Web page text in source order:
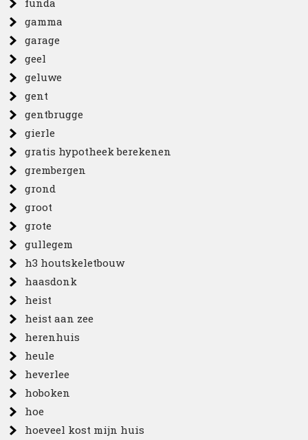
gamma
garage
geel
geluwe
gent
gentbrugge
gierle
gratis hypotheek berekenen
grembergen
grond
groot
grote
gullegem
h3 houtskeletbouw
haasdonk
heist
heist aan zee
herenhuis
heule
heverlee
hoboken
hoe
hoeveel kost mijn huis